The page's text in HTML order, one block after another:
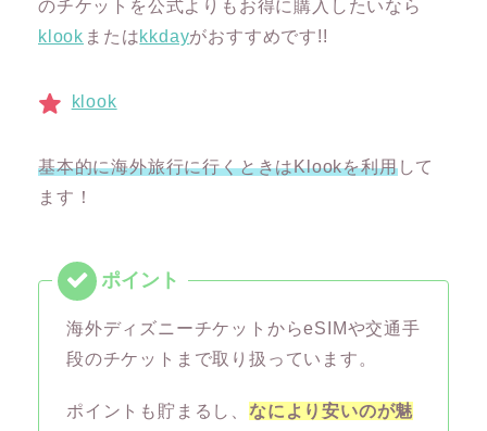
のチケットを公式よりもお得に購入したいなら
klook またはkkdayがおすすめです!!
klook
基本的に海外旅行に行くときはKlookを利用して
ます！
海外ディズニーチケットからeSIMや交通手
段のチケットまで取り扱っています。
ポイントも貯まるし、 なにより安いのが魅